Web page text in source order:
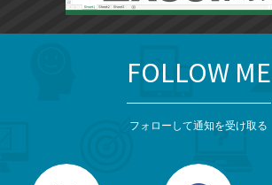
FOLLOW ME
フォローして通知を受け取る